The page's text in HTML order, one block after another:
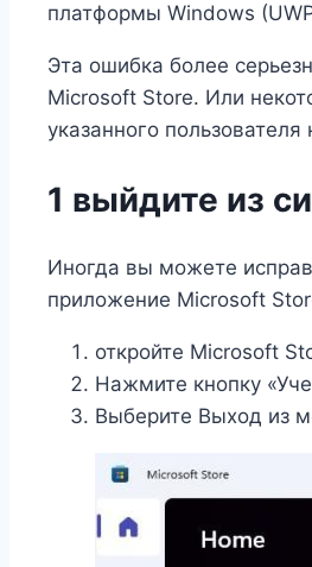
платформы Windows
Эта ошибка более
Microsoft Store. Или
указанного
1 выйдите из
Иногда вы можете
приложение Microsoft
откройте Microsoft
Нажмите кнопку
Выберите Выход из